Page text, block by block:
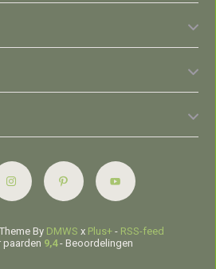
By DMWS x Plus+ - RSS-feed
paarden 9,4- Beoordelingen